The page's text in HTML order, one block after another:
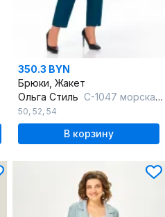
350.3 BYN
Брюки, Жакет
Ольга Стиль С-1047 морская-волна
50, 52, 54
В корзину